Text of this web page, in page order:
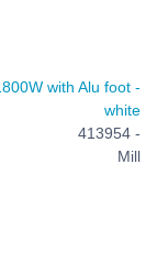
with Alu foot -
white
413954 -
Mill